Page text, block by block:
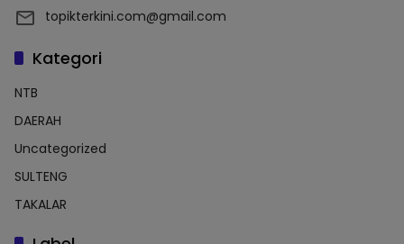
topikterkini.com@gmail.com
Kategori
NTB
DAERAH
Uncategorized
SULTENG
TAKALAR